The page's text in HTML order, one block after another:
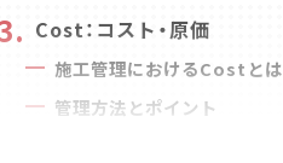
Cost：コスト・原価
施工管理におけるCostとは
管理方法とポイント